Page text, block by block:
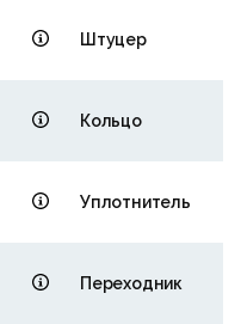
Штуцер
Кольцо
Уплотнитель
Переходник